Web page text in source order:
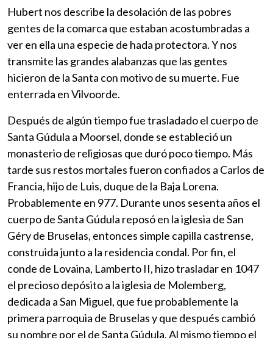
Hubert nos describe la desolación de las pobres
gentes de la comarca que estaban acostumbradas a
ver en ella una especie de hada protectora. Y nos
transmite las grandes alabanzas que las gentes
hicieron de la Santa con motivo de su muerte. Fue
enterrada en Vilvoorde.
Después de algún tiempo fue trasladado el cuerpo de
Santa Gúdula a Moorsel, donde se estableció un
monasterio de religiosas que duró poco tiempo. Más
tarde sus restos mortales fueron confiados a Carlos de
Francia, hijo de Luis, duque de la Baja Lorena.
Probablemente en 977. Durante unos sesenta años el
cuerpo de Santa Gúdula reposó en la iglesia de San
Géry de Bruselas, entonces simple capilla castrense,
construida junto a la residencia condal. Por fin, el
conde de Lovaina, Lamberto II, hizo trasladar en 1047
el precioso depósito a la iglesia de Molemberg,
dedicada a San Miguel, que fue probablemente la
primera parroquia de Bruselas y que después cambió
su nombre por el de Santa Gúdula. Al mismo tiempo el